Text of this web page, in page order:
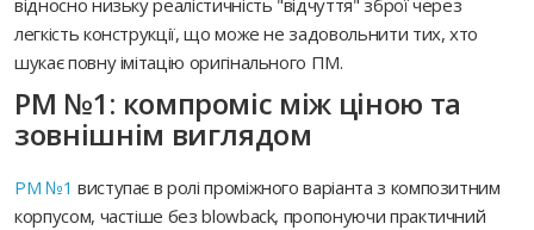
легкість конструкції, що може не задовольнити тих, хто
шукає повну імітацію оригінального ПМ.
PM №1: компроміс між ціною та
зовнішнім виглядом
PM №1 виступає в ролі проміжного варіанта з композитним
корпусом, частіше без blowback, пропонуючи практичний